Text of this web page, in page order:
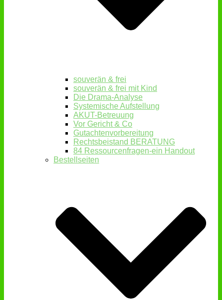
souverän & frei
souverän & frei mit Kind
Die Drama-Analyse
Systemische Aufstellung
AKUT-Betreuung
Vor Gericht & Co
Gutachtenvorbereitung
Rechtsbeistand BERATUNG
84 Ressourcenfragen-ein Handout
Bestellseiten